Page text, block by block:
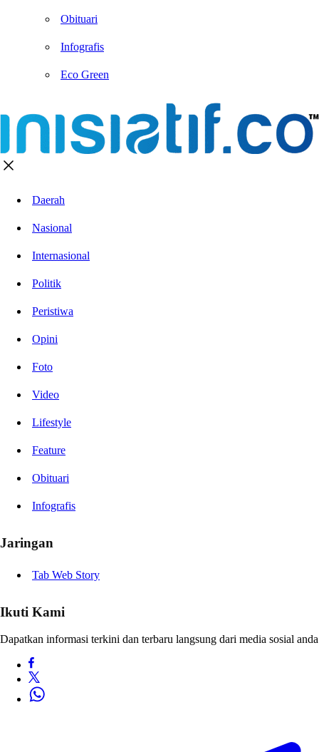
Obituari
Infografis
Eco Green
Daerah
Nasional
Internasional
Politik
Peristiwa
Opini
Foto
Video
Lifestyle
Feature
Obituari
Infografis
Jaringan
Tab Web Story
Ikuti Kami
Dapatkan informasi terkini dan terbaru langsung dari media sosial anda